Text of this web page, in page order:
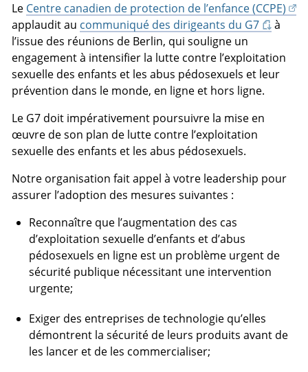
Le Centre canadien de protection de l’enfance (CCPE)
applaudit au communiqué des dirigeants du G7
à
l’issue des réunions de Berlin, qui souligne un
engagement à intensifier la lutte contre l’exploitation
sexuelle des enfants et les abus pédosexuels et leur
prévention dans le monde, en ligne et hors ligne.
Le G7 doit impérativement poursuivre la mise en
œuvre de son plan de lutte contre l’exploitation
sexuelle des enfants et les abus pédosexuels.
Notre organisation fait appel à votre leadership pour
assurer l’adoption des mesures suivantes :
Reconnaître que l’augmentation des cas
d’exploitation sexuelle d’enfants et d’abus
pédosexuels en ligne est un problème urgent de
sécurité publique nécessitant une intervention
urgente;
Exiger des entreprises de technologie qu’elles
démontrent la sécurité de leurs produits avant de
les lancer et de les commercialiser;